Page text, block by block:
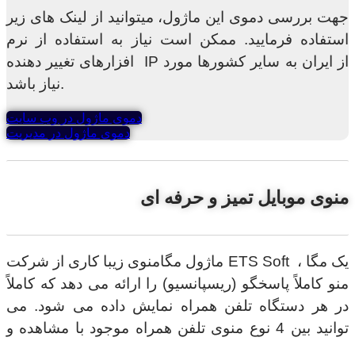
جهت بررسی دموی این ماژول، میتوانید از لینک های زیر
استفاده فرمایید. ممکن است نیاز به استفاده از نرم
افزارهای تغییر دهنده IP از ایران به سایر کشورها مورد
نیاز باشد.
دموی ماژول در وب سایت
دموی ماژول در مدیریت
منوی موبایل تمیز و حرفه ای
ماژول مگامنوی زیبا کاری از شرکت ETS Soft ، یک مگا
منو کاملاً پاسخگو (ریسپانسیو) را ارائه می دهد که کاملاً
در هر دستگاه تلفن همراه نمایش داده می شود. می
توانید بین 4 نوع منوی تلفن همراه موجود با مشاهده و